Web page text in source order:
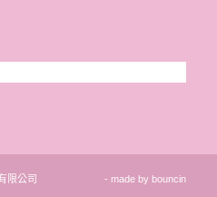
限公司 - made bybouncin